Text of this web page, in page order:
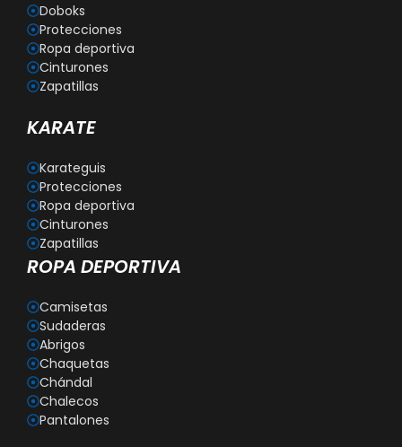
Doboks
Protecciones
Ropa deportiva
Cinturones
Zapatillas
KARATE
Karateguis
Protecciones
Ropa deportiva
Cinturones
Zapatillas
ROPA DEPORTIVA
Camisetas
Sudaderas
Abrigos
Chaquetas
Chándal
Chalecos
Pantalones